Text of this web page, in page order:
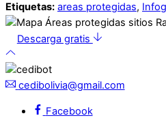
Etiquetas: areas protegidas,
Descarga gratis
cedibolivia@gmail.com
Facebook